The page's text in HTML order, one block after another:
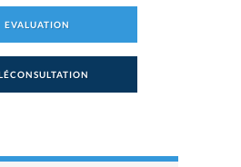
EVALUATION